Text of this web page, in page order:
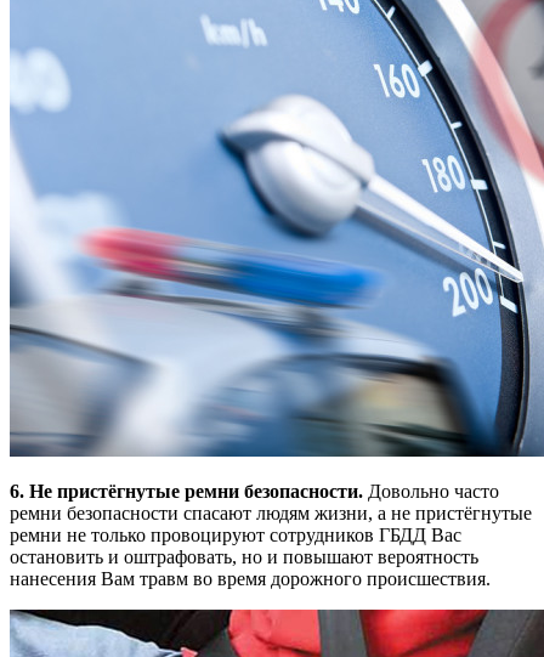
6. Не пристёгнутые ремни безопасности. Довольно часто
ремни безопасности спасают людям жизни, а не пристёгнутые
ремни не только провоцируют сотрудников ГБДД Вас
остановить и оштрафовать, но и повышают вероятность
нанесения Вам травм во время дорожного происшествия.